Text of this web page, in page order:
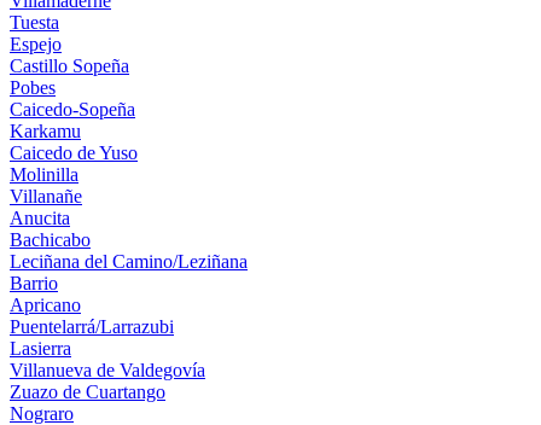
Tuesta
Espejo
Castillo Sopeña
Pobes
Caicedo-Sopeña
Karkamu
Caicedo de Yuso
Molinilla
Villanañe
Anucita
Bachicabo
Leciñana del Camino/Leziñana
Barrio
Apricano
Puentelarrá/Larrazubi
Lasierra
Villanueva de Valdegovía
Zuazo de Cuartango
Nograro